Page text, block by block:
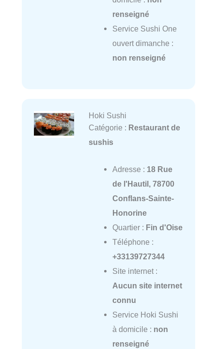
renseigné
Service Sushi One
ouvert dimanche :
non renseigné
Hoki Sushi
Catégorie : Restaurant de
sushis
Adresse : 18 Rue
de l'Hautil, 78700
Conflans-Sainte-
Honorine
Quartier : Fin d'Oise
Téléphone :
+33139727344
Site internet :
Aucun site internet
connu
Service Hoki Sushi
à domicile : non
renseigné